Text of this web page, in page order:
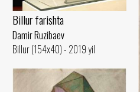
Billur farishta
Damir Ruzibaev
Billur (154x40) - 2019 yil